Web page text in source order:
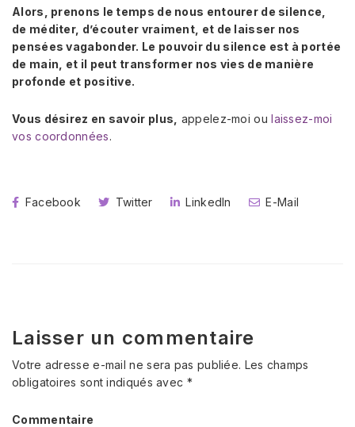
Alors, prenons le temps de nous entourer de silence,
de méditer, d’écouter vraiment, et de laisser nos
pensées vagabonder. Le pouvoir du silence est à portée
de main, et il peut transformer nos vies de manière
profonde et positive.
Vous désirez en savoir plus, appelez-moi oulaissez-moi
vos coordonnées.
Facebook Twitter LinkedIn E-Mail
Laisser un commentaire
Votre adresse e-mail ne sera pas publiée. Les champs
obligatoires sont indiqués avec *
Commentaire